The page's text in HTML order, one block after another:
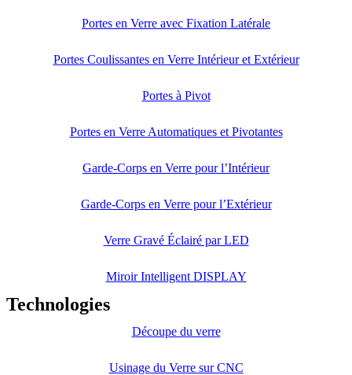
Portes en Verre avec Fixation Latérale
Portes Coulissantes en Verre Intérieur et Extérieur
Portes à Pivot
Portes en Verre Automatiques et Pivotantes
Garde-Corps en Verre pour l’Intérieur
Garde-Corps en Verre pour l’Extérieur
Verre Gravé Éclairé par LED
Miroir Intelligent DISPLAY
Technologies
Découpe du verre
Usinage du Verre sur CNC